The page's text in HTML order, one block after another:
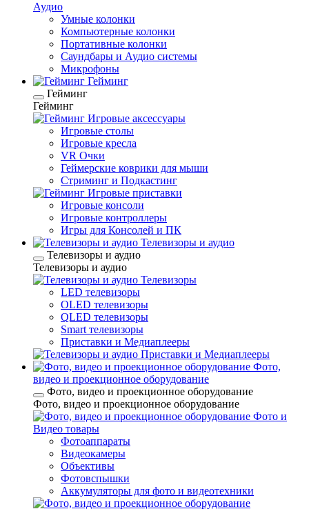
Аудио
Умные колонки
Компьютерные колонки
Портативные колонки
Саундбары и Аудио системы
Микрофоны
Гейминг
Гейминг
Гейминг
Игровые аксессуары
Игровые столы
Игровые кресла
VR Очки
Геймерские коврики для мыши
Стриминг и Подкастинг
Игровые приставки
Игровые консоли
Игровые контроллеры
Игры для Консолей и ПК
Телевизоры и аудио
Телевизоры и аудио
Телевизоры и аудио
Телевизоры
LED телевизоры
OLED телевизоры
QLED телевизоры
Smart телевизоры
Приставки и Медиаплееры
Приставки и Медиаплееры
Фото,
видео и проекционное оборудование
Фото, видео и проекционное оборудование
Фото, видео и проекционное оборудование
Фото и
Видео товары
Фотоаппараты
Видеокамеры
Объективы
Фотовспышки
Аккумуляторы для фото и видеотехники